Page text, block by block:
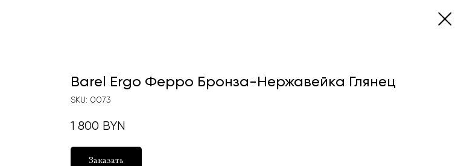
Barel Ergo Ферро Бронза-Нержавейка Глянец
SKU: 0073
1 800 BYN
Заказать